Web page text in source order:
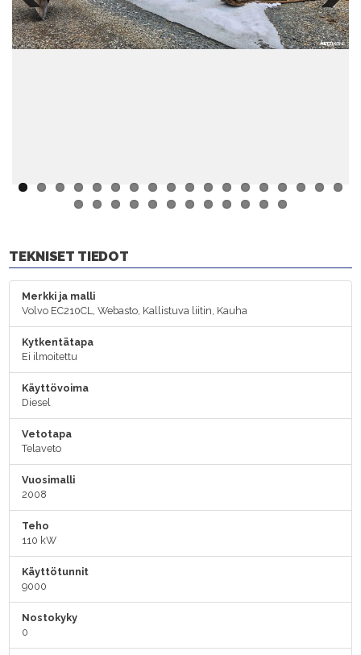
Previ
ous
Next
TEKNISET TIEDOT
Merkki ja malli
Volvo EC210CL, Webasto, Kallistuva liitin, Kauha
Kytkentätapa
Ei ilmoitettu
Käyttövoima
Diesel
Vetotapa
Telaveto
Vuosimalli
2008
Teho
110 kW
Käyttötunnit
9000
Nostokyky
0